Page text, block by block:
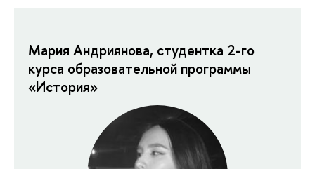
Мария Андриянова, студентка 2-го
курса образовательной программы
«История»